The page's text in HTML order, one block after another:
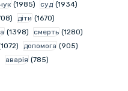
(1985) суд (1934)
діти (1670)
(1398) смерть (1280)
допомога (905)
аварія (785)